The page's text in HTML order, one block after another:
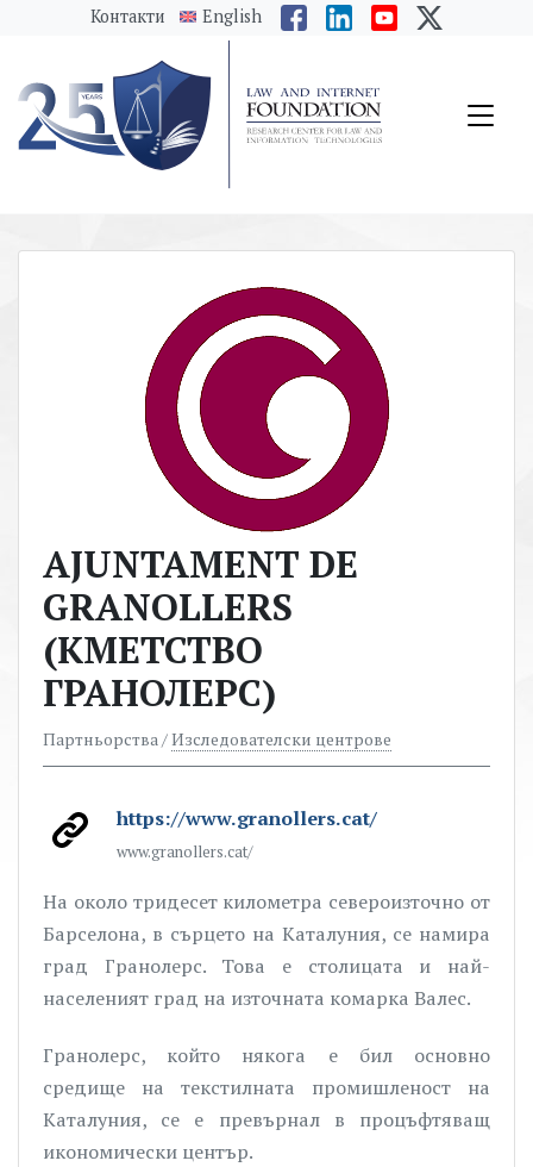
messages.Skip to main content
Контакти English
AJUNTAMENT DE
GRANOLLERS
(КМЕТСТВО
ГРАНОЛЕРС)
Партньорства /Изследователски центрове
https://www.granollers.cat/
www.granollers.cat/
На около тридесет километра североизточно от
Барселона, в сърцето на Каталуния, се намира
град Гранолерс. Това е столицата и най-
населеният град на източната комарка Валес.
Гранолерс, който някога е бил основно
средище на текстилната промишленост на
Каталуния, се е превърнал в процъфтяващ
икономически център.